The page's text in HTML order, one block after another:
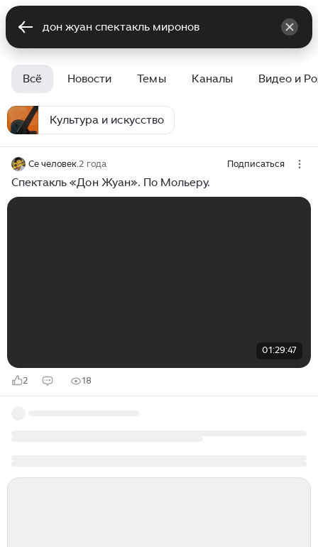
Всё Новости Темы Каналы Видео и
Культура и искусство
Се человек.2 года Подписаться
Спектакль «Дон Жуан». По Мольеру.
01:29:47
2 18